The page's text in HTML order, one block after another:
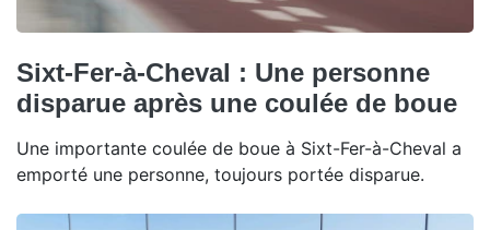
Sixt-Fer-à-Cheval : Une personne
disparue après une coulée de boue
Une importante coulée de boue à Sixt-Fer-à-Cheval a
emporté une personne, toujours portée disparue.